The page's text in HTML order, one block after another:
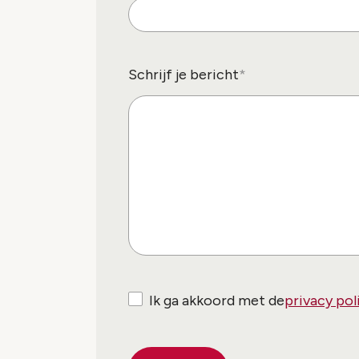
Schrijf je bericht
Ik ga akkoord met deprivacy